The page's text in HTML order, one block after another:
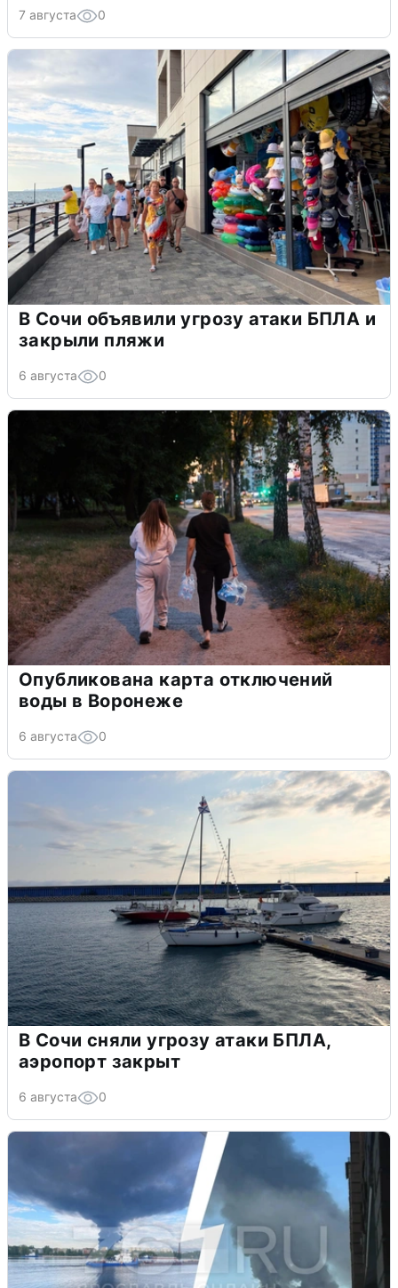
7 августа 0
В Сочи объявили угрозу атаки БПЛА и
закрыли пляжи
6 августа 0
Опубликована карта отключений
воды в Воронеже
6 августа 0
В Сочи сняли угрозу атаки БПЛА,
аэропорт закрыт
6 августа 0